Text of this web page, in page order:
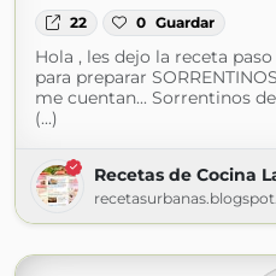
22 0 Guardar
Hola , les dejo la receta
para preparar
me cuentan... Sorrentinos
(...)
Recetas de Cocina